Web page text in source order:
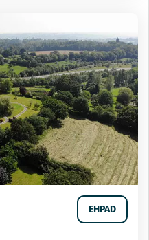
EHPAD